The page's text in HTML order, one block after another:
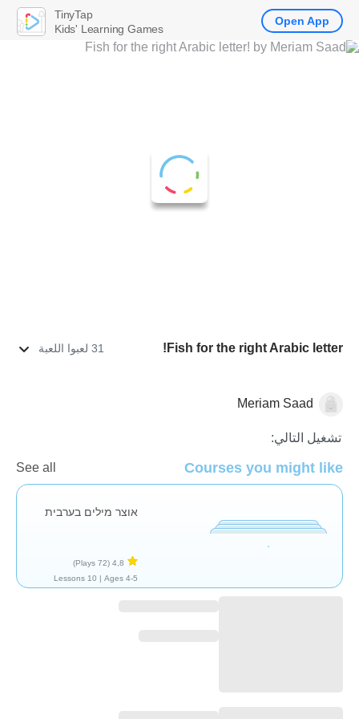
Fish for the right Arabic letter! 31 لعبوا اللعبة
العربيةMeriam Saad
تشغيل التالي:
Courses you might like
See all
אוצר מילים בערבית
4,8
(72 Plays)
Ages 4-5 |
10 Lessons
TinyTap
Kids' Learning Games
Open App